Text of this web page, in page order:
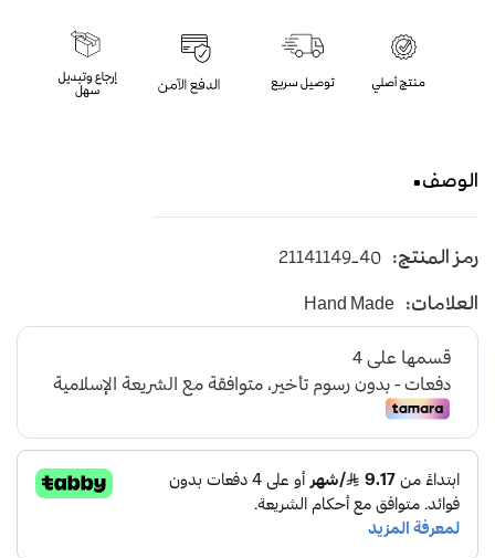
الوصف
متوسط الارتفاع - اللون كاكي وسكري
رمز المنتج: 21141149-40
العلامات: Hand Made